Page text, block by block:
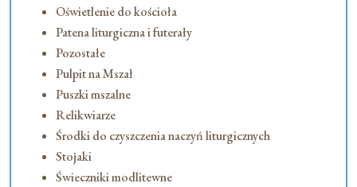
Oświetlenie do kościoła
Patena liturgiczna i futerały
Pozostałe
Pulpit na Mszał
Puszki mszalne
Relikwiarze
Środki do czyszczenia naczyń liturgicznych
Stojaki
Świeczniki modlitewne